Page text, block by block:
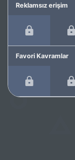
Reklamsız erişim
Favori Kavramlar